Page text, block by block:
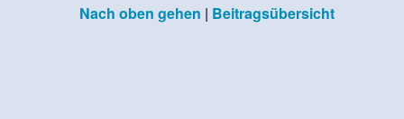
Nach oben gehen | Beitragsübersicht